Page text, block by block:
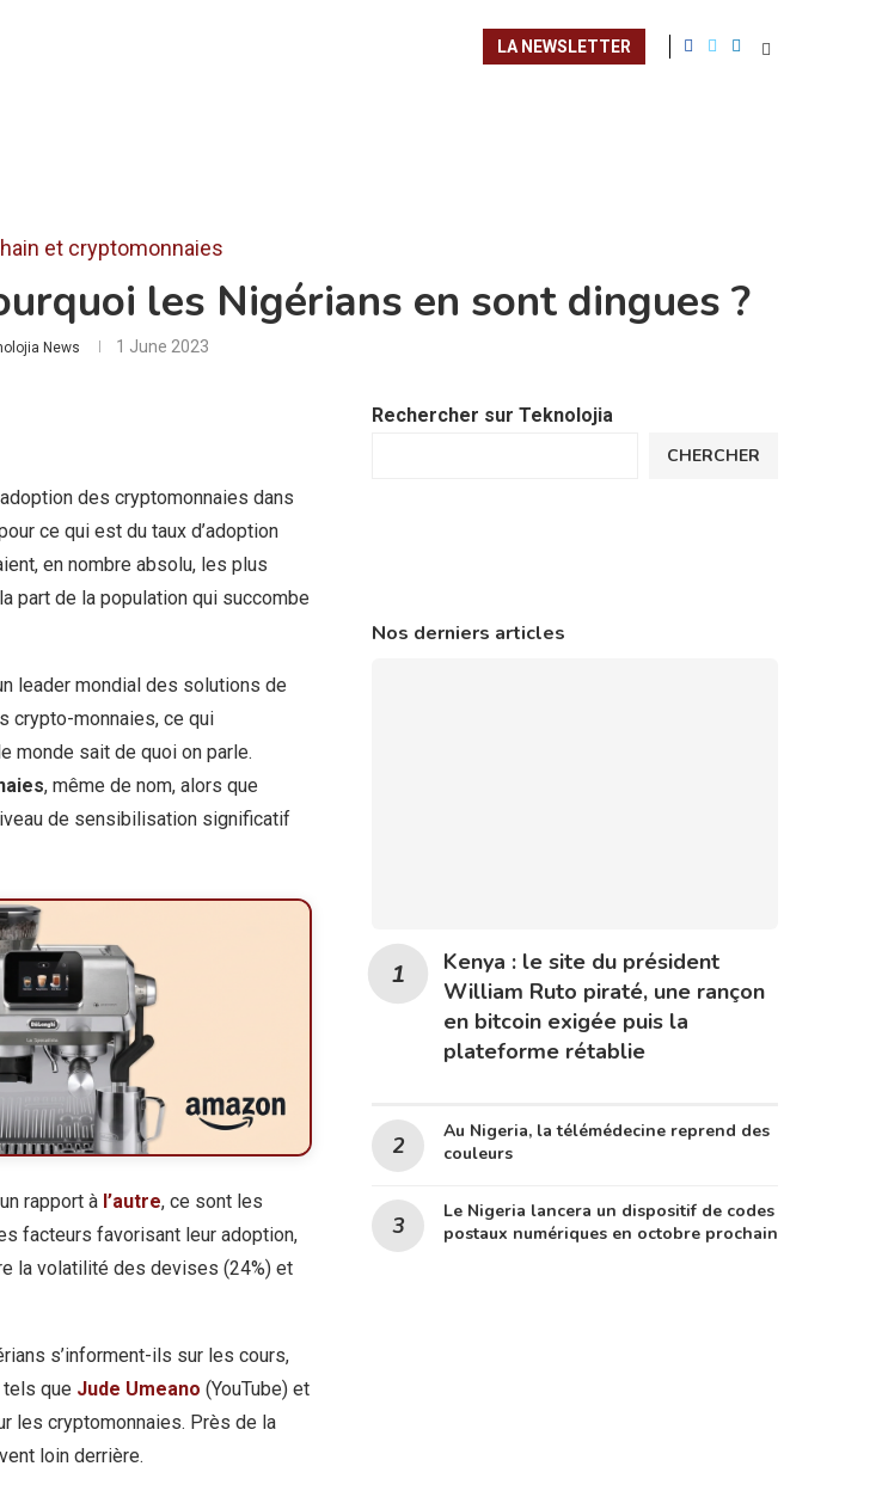
LA NEWSLETTER
et cryptomonnaies
les Nigérians en sont dingues ?
News 1 June 2023
des cryptomonnaies dans
ce qui est du taux d’adoption
en nombre absolu, les plus
part de la population qui succombe
leader mondial des solutions de
crypto-monnaies, ce qui
monde sait de quoi on parle.
, même de nom, alors que
de sensibilisation significatif
rapport à l’autre, ce sont les
facteurs favorisant leur adoption,
la volatilité des devises (24%) et
s’informent-ils sur les cours,
que Jude Umeano (YouTube) et
les cryptomonnaies. Près de la
loin derrière.
Rechercher sur Teknolojia
CHERCHER
Nos derniers articles
Kenya : le site du président
William Ruto piraté, une rançon
en bitcoin exigée puis la
plateforme rétablie
Au Nigeria, la télémédecine reprend des
couleurs
Le Nigeria lancera un dispositif de codes
postaux numériques en octobre prochain